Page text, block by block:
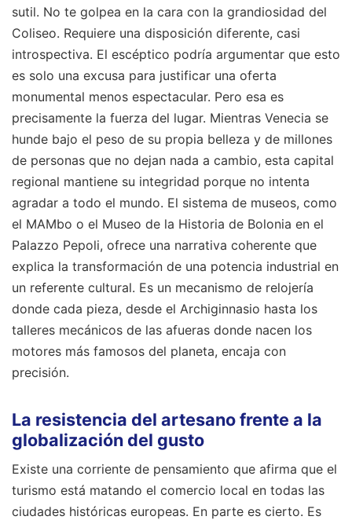
sutil. No te golpea en la cara con la grandiosidad del
Coliseo. Requiere una disposición diferente, casi
introspectiva. El escéptico podría argumentar que esto
es solo una excusa para justificar una oferta
monumental menos espectacular. Pero esa es
precisamente la fuerza del lugar. Mientras Venecia se
hunde bajo el peso de su propia belleza y de millones
de personas que no dejan nada a cambio, esta capital
regional mantiene su integridad porque no intenta
agradar a todo el mundo. El sistema de museos, como
el MAMbo o el Museo de la Historia de Bolonia en el
Palazzo Pepoli, ofrece una narrativa coherente que
explica la transformación de una potencia industrial en
un referente cultural. Es un mecanismo de relojería
donde cada pieza, desde el Archiginnasio hasta los
talleres mecánicos de las afueras donde nacen los
motores más famosos del planeta, encaja con
precisión.
La resistencia del artesano frente a la
globalización del gusto
Existe una corriente de pensamiento que afirma que el
turismo está matando el comercio local en todas las
ciudades históricas europeas. En parte es cierto. Es